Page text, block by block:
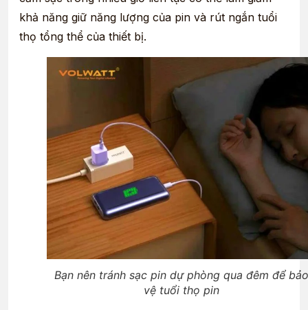
khả năng giữ năng lượng của pin và rút ngắn tuổi
thọ tổng thể của thiết bị.
Bạn nên tránh sạc pin dự phòng qua đêm để bảo
vệ tuổi thọ pin